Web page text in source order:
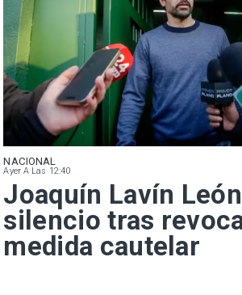
NACIONAL
Ayer A Las 12:40
Joaquín Lavín
silencio tras
medida cautelar